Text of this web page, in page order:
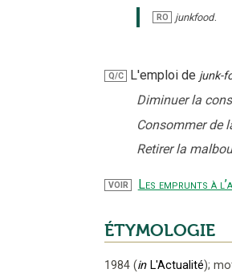
RO junkfood.
Q/C L'emploi de junk-
Diminuer la
Consommer de
Retirer la
VOIR Les emprunts à
ÉTYMOLOGIE
1984 (in L'Actualité);